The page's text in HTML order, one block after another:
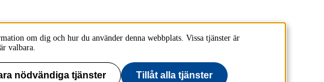
om dig och hur du använder denna webbplats. Vissa tjänster är
valbara.
nödvändiga tjänster Tillåt alla tjänster